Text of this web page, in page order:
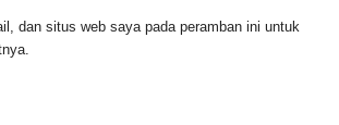
dan situs web saya pada peramban ini untuk